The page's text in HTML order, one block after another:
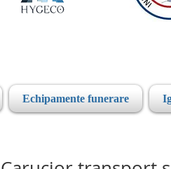
Echipamente funerare